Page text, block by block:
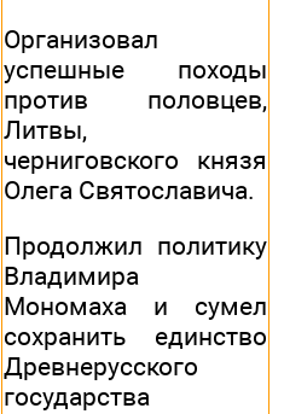
Организовал
успешные походы
против половцев,
Литвы,
черниговского князя
Олега Святославича.
Продолжил политику
Владимира
Мономаха и сумел
сохранить единство
Древнерусского
государства